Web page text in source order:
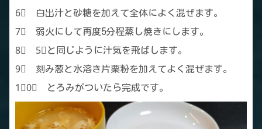
6⃣ 白出汁と砂糖を加えて全体によく混ぜます。
7⃣ 弱火にして再度5分程蒸し焼きにします。
8⃣ 5⃣と同じように汁気を飛ばします。
9⃣ 刻み葱と水溶き片栗粉を加えてよく混ぜます。
1⃣0⃣ とろみがついたら完成です。